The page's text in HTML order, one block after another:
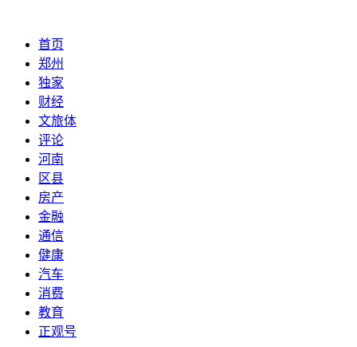
首页
郑州
独家
财经
文旅体
评论
河南
区县
房产
金融
通信
健康
汽车
消费
教育
正观号